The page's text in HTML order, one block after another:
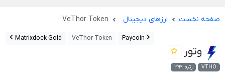
صفحه نخست ارزهای دیجیتال VeThor Token
VeThor Token
Matrixdock Gold
وتور
VTHO رتبه ۳۹۹